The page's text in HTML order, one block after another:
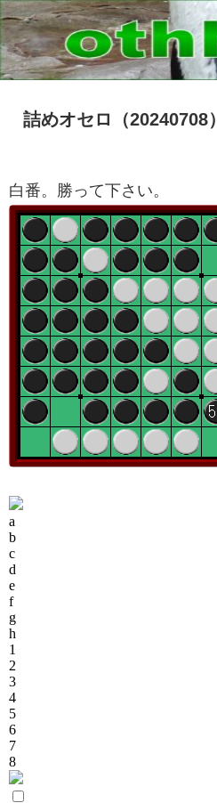
詰めオセロ（20240708）
白番。勝って下さい。